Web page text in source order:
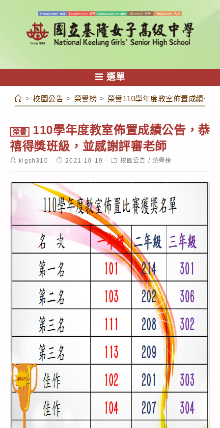
容
選單
> 校園公告 > 榮譽榜 > 榮譽110學年度教室佈置成績公
榮譽
110學年度教室佈置成績公告，恭
禧得獎班級，並感謝評審老師
Postklgsh310
Post2021-10-19
Post校園公告 / 榮譽榜